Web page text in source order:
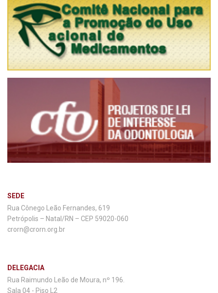
SEDE
Rua Cônego Leão Fernandes, 619
Petrópolis – Natal/RN – CEP 59020-060
crorn@crorn.org.br
DELEGACIA
Rua Raimundo Leão de Moura, nº 196.
Sala 04 - Piso L2